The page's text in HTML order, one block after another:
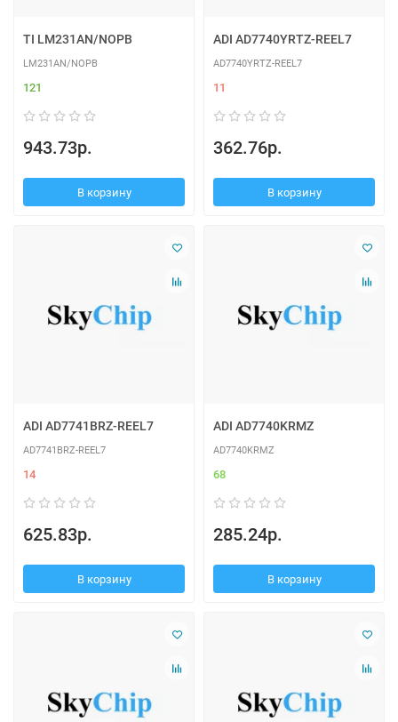
TI LM231AN/NOPB
LM231AN/NOPB
121
943.73р.
В корзину
ADI AD7740YRTZ-REEL7
AD7740YRTZ-REEL7
11
362.76р.
В корзину
ADI AD7741BRZ-REEL7
AD7741BRZ-REEL7
14
625.83р.
В корзину
ADI AD7740KRMZ
AD7740KRMZ
68
285.24р.
В корзину